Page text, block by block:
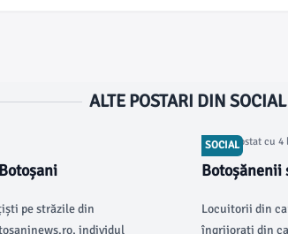
ALTE POSTARI DIN SOCIAL
pe străzile din
individul
SOCIAL
Articol postat cu
Botoșănenii
Locuitorii din
îngrijorați din